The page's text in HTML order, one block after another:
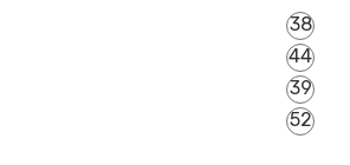
38
44
39
52